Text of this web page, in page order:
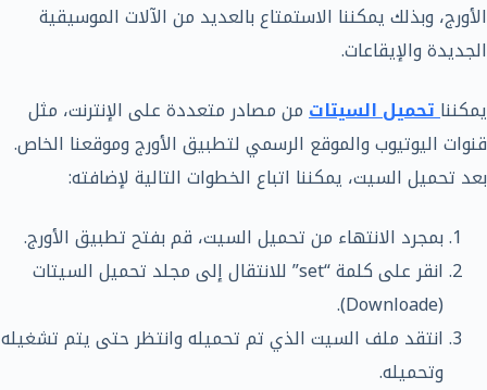
الأورج، وبذلك يمكننا الاستمتاع بالعديد من الآلات الموسيقية
الجديدة والإيقاعات.
يمكنناتحميل السيتاتمن مصادر متعددة على الإنترنت، مثل
قنوات اليوتيوب والموقع الرسمي لتطبيق الأورج وموقعنا الخاص.
بعد تحميل السيت، يمكننا اتباع الخطوات التالية لإضافته:
بمجرد الانتهاء من تحميل السيت، قم بفتح تطبيق الأورج.
انقر على كلمة “set” للانتقال إلى مجلد تحميل السيتات
(Downloade).
انتقد ملف السيت الذي تم تحميله وانتظر حتى يتم تشغيله
وتحميله.